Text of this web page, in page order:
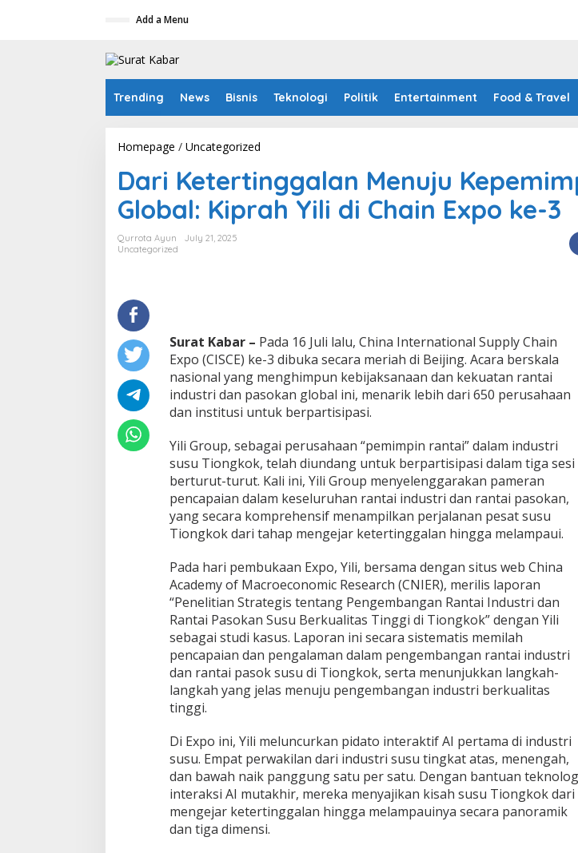
Add a Menu
Trending News Bisnis Teknologi Politik Entertainment Food & Travel
Homepage / Uncategorized
r
i
K
e
g
a
l
a
n
M
e
u
j
u
e
p
e
i
p
i
n
a
n
G
l
o
l
:
K
i
p
r
a
h
Dari Ketertinggalan Menuju
Global: Kiprah Yili di Chain Expo ke-3
Qurrota Ayun
July 21, 2025
Uncategorized
Surat Kabar – Pada 16 Juli lalu, China International Supply Chain
Expo (CISCE) ke-3 dibuka secara meriah di Beijing. Acara berskala
nasional yang menghimpun kebijaksanaan dan kekuatan rantai
industri dan pasokan global ini, menarik lebih dari 650 perusahaan
dan institusi untuk berpartisipasi.
Yili Group, sebagai perusahaan “pemimpin rantai” dalam industri
susu Tiongkok, telah diundang untuk berpartisipasi dalam tiga sesi
berturut-turut. Kali ini, Yili Group menyelenggarakan pameran
pencapaian dalam keseluruhan rantai industri dan rantai pasokan,
yang secara komprehensif menampilkan perjalanan pesat susu
Tiongkok dari tahap mengejar ketertinggalan hingga melampaui.
Pada hari pembukaan Expo, Yili, bersama dengan situs web China
Academy of Macroeconomic Research (CNIER), merilis laporan
“Penelitian Strategis tentang Pengembangan Rantai Industri dan
Rantai Pasokan Susu Berkualitas Tinggi di Tiongkok” dengan Yili
sebagai studi kasus. Laporan ini secara sistematis memilah
pencapaian dan pengalaman dalam pengembangan rantai industri
dan rantai pasok susu di Tiongkok, serta menunjukkan langkah-
langkah yang jelas menuju pengembangan industri berkualitas
tinggi.
Di Expo ini, Yili meluncurkan pidato interaktif AI pertama di industri
susu. Empat perwakilan dari industri susu tingkat atas, menengah,
dan bawah naik panggung satu per satu. Dengan bantuan
interaksi AI mutakhir, mereka menyajikan kisah susu Tiongkok dari
mengejar ketertinggalan hingga melampauinya secara panoramik
dan tiga dimensi.